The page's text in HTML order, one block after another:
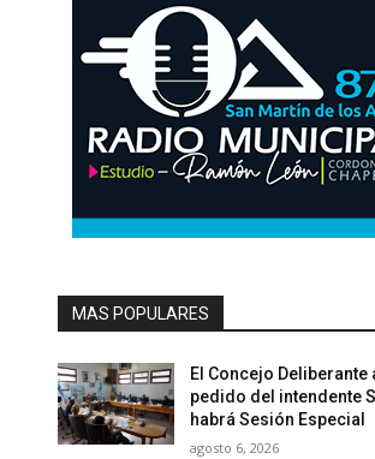
MAS POPULARES
El Concejo Deliberante
pedido del intendente
habrá Sesión Especial
agosto 6, 2026